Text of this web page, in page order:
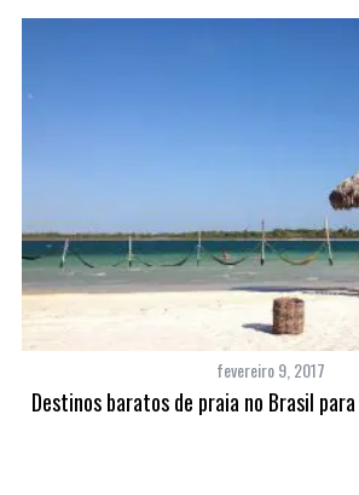
fevereiro 9, 2017
Destinos baratos de praia no Brasil